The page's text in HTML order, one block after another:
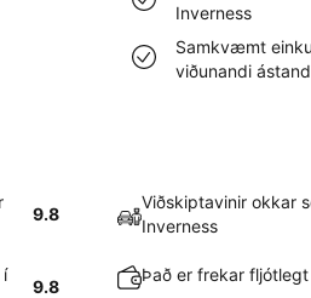
Inverness
Samkvæmt
viðunandi
9.8
Viðskiptavinir okkar
Inverness
í
9.8
Það er frekar